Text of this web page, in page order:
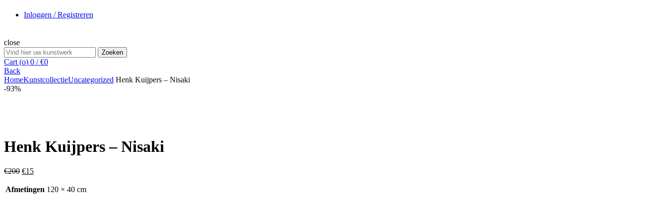
Inloggen / Registreren
close
Search
for:
Zoeken
Cart (o) 0 / €0
Back
HomeKunstcollectieUncategorized Henk Kuijpers – Nisaki
-93%
Henk Kuijpers – Nisaki
€200 Oorspronkelijke
was:
€15Huidige
is:
Afmetingen 120 × 40 cm